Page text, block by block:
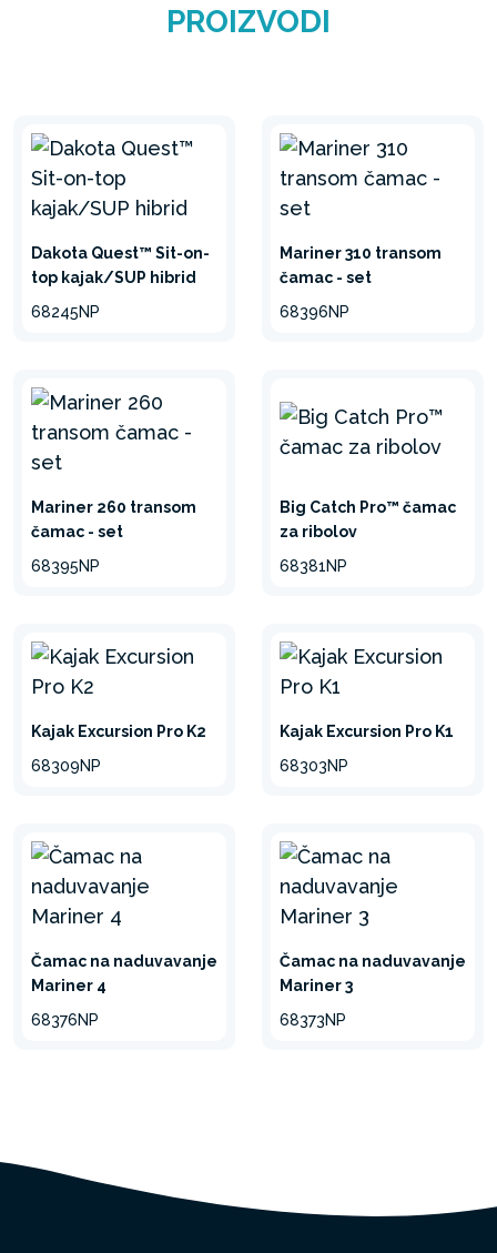
PROIZVODI
Dakota Quest™ Sit-on-
top kajak/SUP hibrid
68245NP
Mariner 310 transom
čamac - set
68396NP
Mariner 260 transom
čamac - set
68395NP
Big Catch Pro™ čamac
za ribolov
68381NP
Kajak Excursion Pro K2
68309NP
Kajak Excursion Pro K1
68303NP
Čamac na naduvavanje
Mariner 4
68376NP
Čamac na naduvavanje
Mariner 3
68373NP